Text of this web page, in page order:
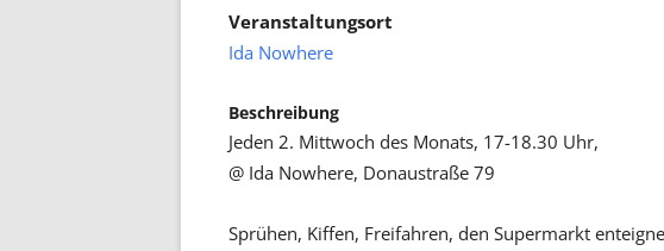
Veranstaltungsort
Ida Nowhere
Beschreibung
Jeden 2. Mittwoch des Monats, 17-18.30 Uhr,
@ Ida Nowhere, Donaustraße 79
Sprühen, Kiffen, Freifahren, den Supermarkt